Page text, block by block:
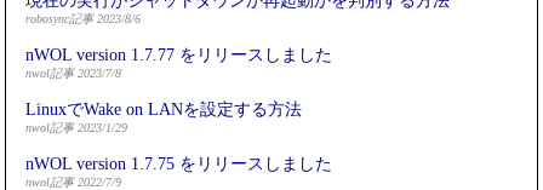
robosync記事 2023/8/6
nWOL version 1.7.77 をリリースしました
nwol記事 2023/7/8
LinuxでWake on LANを設定する方法
nwol記事 2023/1/29
nWOL version 1.7.75 をリリースしました
nwol記事 2022/7/9